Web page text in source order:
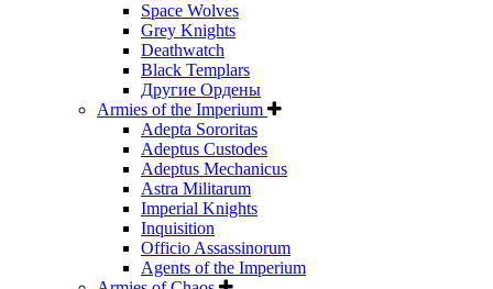
Space Wolves
Grey Knights
Deathwatch
Black Templars
Другие Ордены
Armies of the Imperium
Adepta Sororitas
Adeptus Custodes
Adeptus Mechanicus
Astra Militarum
Imperial Knights
Inquisition
Officio Assassinorum
Agents of the Imperium